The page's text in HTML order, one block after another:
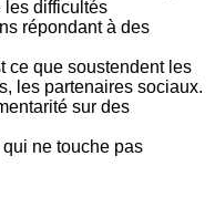
les difficultés
répondant à des
ce que soustendent les
les partenaires sociaux.
sur des
ne touche pas